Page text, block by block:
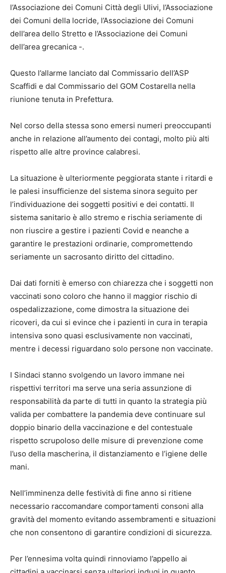
l’Associazione dei Comuni Città degli Ulivi, l’Associazione
dei Comuni della locride, l’Associazione dei Comuni
dell’area dello Stretto e l’Associazione dei Comuni
dell’area grecanica -.
Questo l’allarme lanciato dal Commissario dell’ASP
Scaffidi e dal Commissario del GOM Costarella nella
riunione tenuta in Prefettura.
Nel corso della stessa sono emersi numeri preoccupanti
anche in relazione all’aumento dei contagi, molto più alti
rispetto alle altre province calabresi.
La situazione è ulteriormente peggiorata stante i ritardi e
le palesi insufficienze del sistema sinora seguito per
l’individuazione dei soggetti positivi e dei contatti. Il
sistema sanitario è allo stremo e rischia seriamente di
non riuscire a gestire i pazienti Covid e neanche a
garantire le prestazioni ordinarie, compromettendo
seriamente un sacrosanto diritto del cittadino.
Dai dati forniti è emerso con chiarezza che i soggetti non
vaccinati sono coloro che hanno il maggior rischio di
ospedalizzazione, come dimostra la situazione dei
ricoveri, da cui si evince che i pazienti in cura in terapia
intensiva sono quasi esclusivamente non vaccinati,
mentre i decessi riguardano solo persone non vaccinate.
I Sindaci stanno svolgendo un lavoro immane nei
rispettivi territori ma serve una seria assunzione di
responsabilità da parte di tutti in quanto la strategia più
valida per combattere la pandemia deve continuare sul
doppio binario della vaccinazione e del contestuale
rispetto scrupoloso delle misure di prevenzione come
l’uso della mascherina, il distanziamento e l’igiene delle
mani.
Nell’imminenza delle festività di fine anno si ritiene
necessario raccomandare comportamenti consoni alla
gravità del momento evitando assembramenti e situazioni
che non consentono di garantire condizioni di sicurezza.
Per l’ennesima volta quindi rinnoviamo l’appello ai